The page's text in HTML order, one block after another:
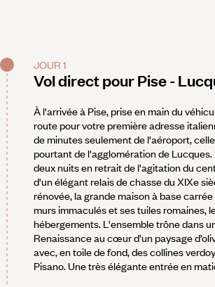
JOUR 1
Vol direct pour Pise -
À l'arrivée à Pise, prise en main du
route pour votre première adresse
de minutes seulement de l'aéroport,
pourtant de l'agglomération de
deux nuits en retrait de l'agitation du
d'un élégant relais de chasse du XIXe
rénovée, la grande maison à base
murs immaculés et ses tuiles romaines,
hébergements. L'ensemble trône dans
Renaissance au cœur d’un paysage
avec, en toile de fond, des collines
Pisano. Une très élégante entrée en